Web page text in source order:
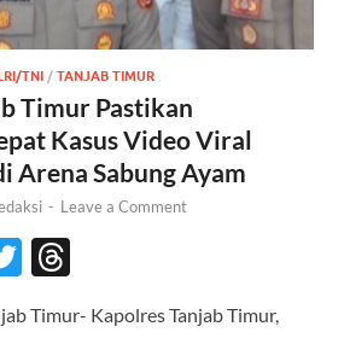
TNI / TANJAB TIMUR
Timur Pastikan
Kasus Video Viral
Arena Sabung Ayam
- Leave a Comment
T
Timur- Kapolres Tanjab Timur,